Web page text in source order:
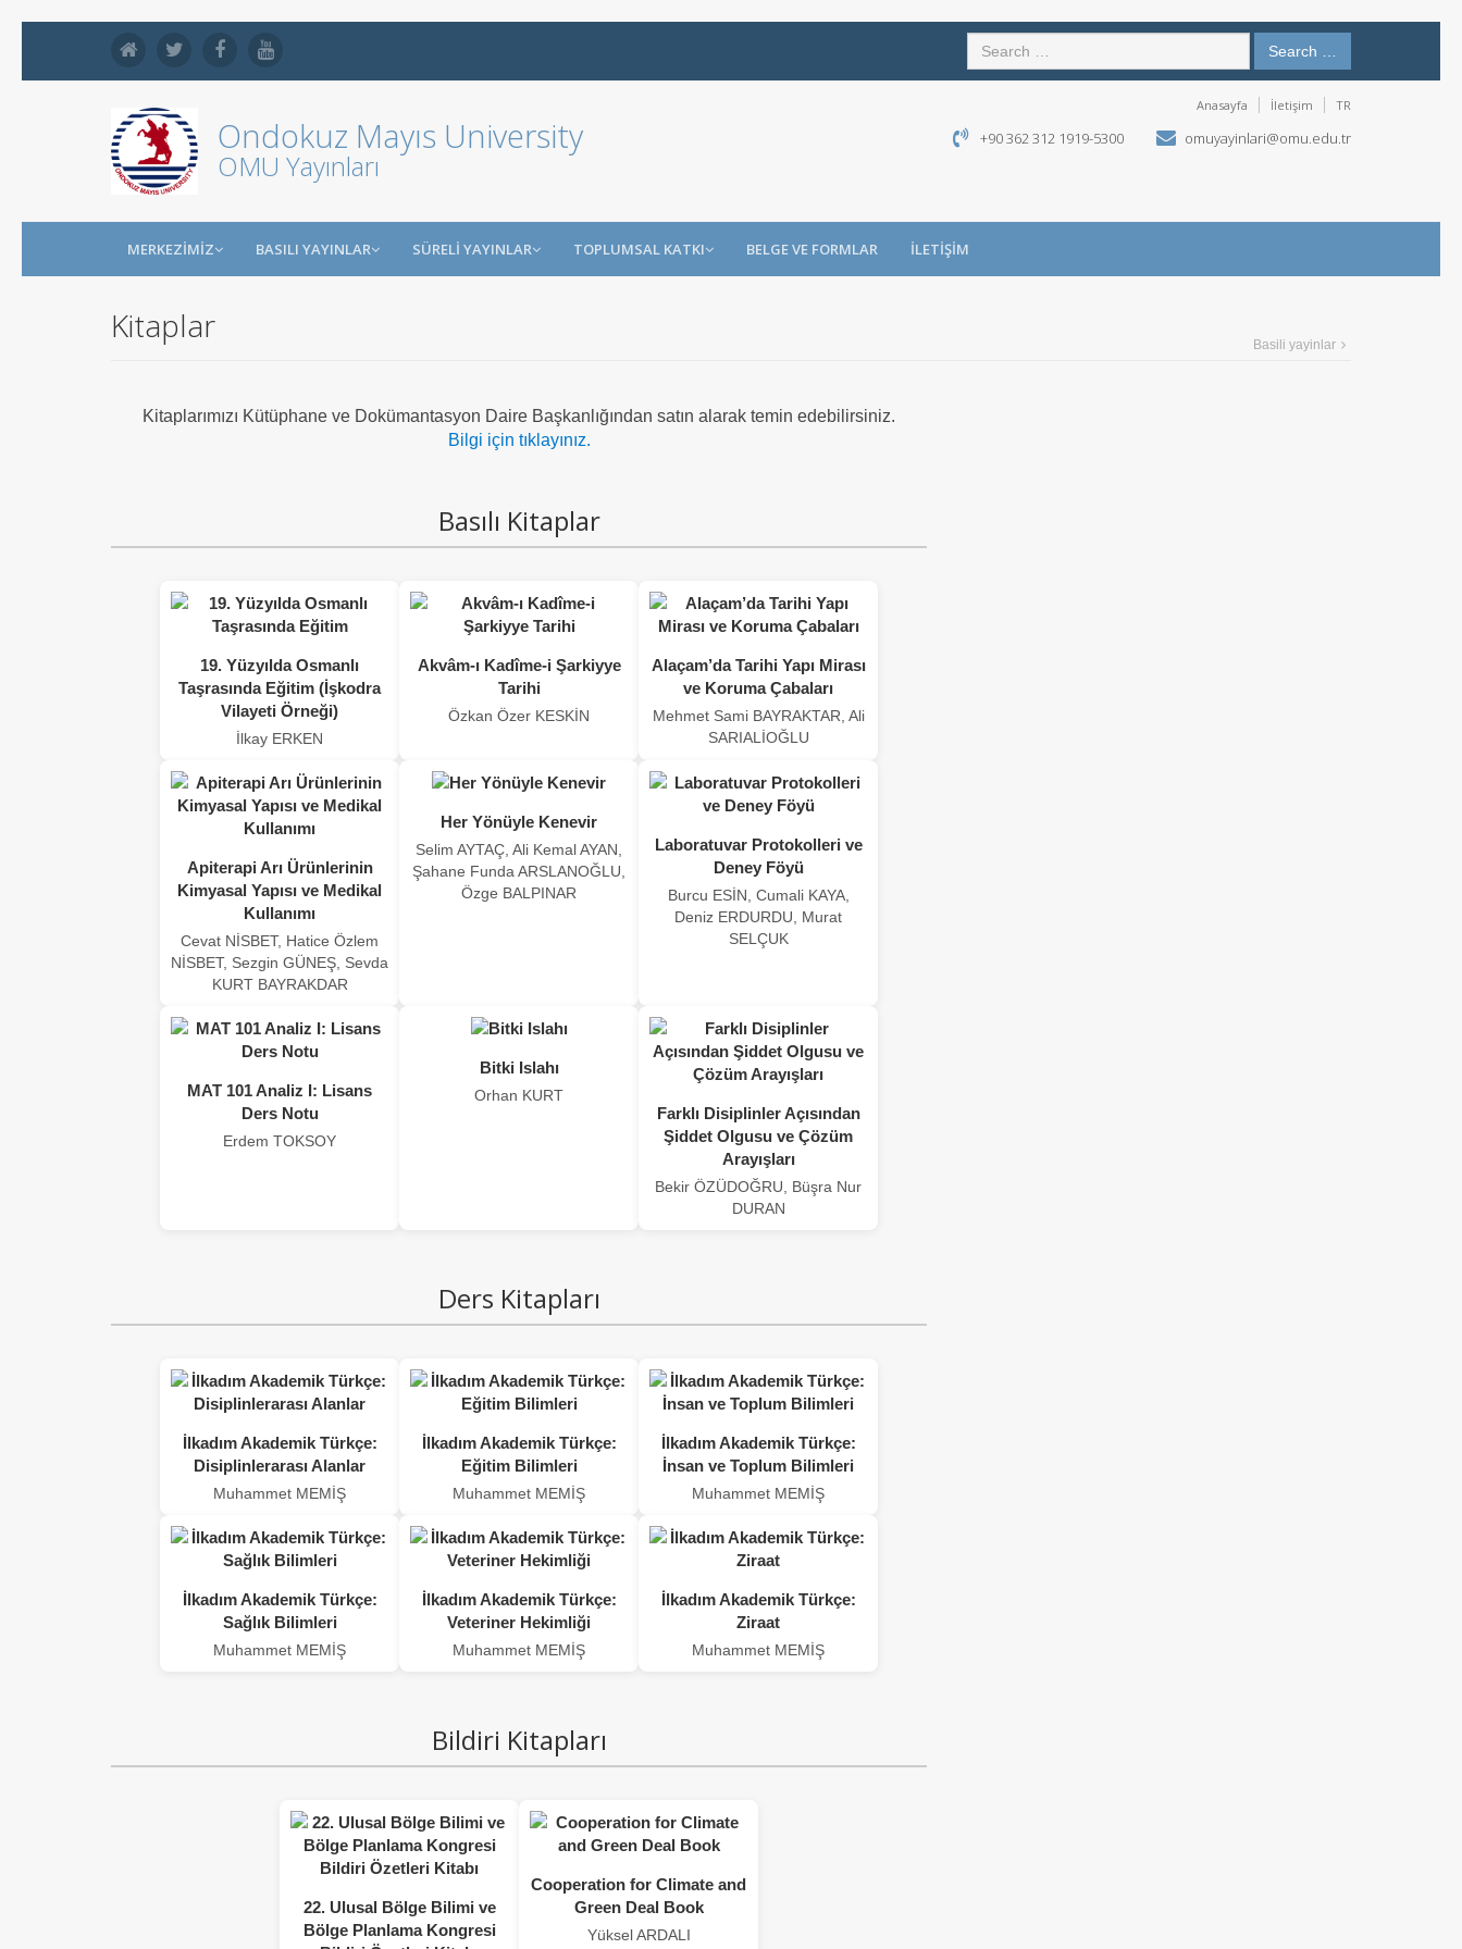
Search …
Ondokuz Mayıs University
OMU Yayınları
Anasayfa İletişim TR
+90 362 312 1919-5300 omuyayinlari@omu.edu.tr
MERKEZİMİZ BASILI YAYINLAR SÜRELİ YAYINLAR TOPLUMSAL KATKI BELGE VE FORMLAR İLETİŞİM
Kitaplar Basili yayinlar
Kitaplarımızı Kütüphane ve Dokümantasyon Daire Başkanlığından satın alarak temin edebilirsiniz.
Bilgi için tıklayınız.
Basılı Kitaplar
19. Yüzyılda Osmanlı
Taşrasında Eğitim (İşkodra
Vilayeti Örneği)
İlkay ERKEN
Akvâm-ı Kadîme-i Şarkiyye
Tarihi
Özkan Özer KESKİN
Alaçam’da Tarihi Yapı Mirası
ve Koruma Çabaları
Mehmet Sami BAYRAKTAR, Ali
SARIALİOĞLU
Apiterapi Arı Ürünlerinin
Kimyasal Yapısı ve Medikal
Kullanımı
Cevat NİSBET, Hatice Özlem
NİSBET, Sezgin GÜNEŞ, Sevda
KURT BAYRAKDAR
Her Yönüyle Kenevir
Selim AYTAÇ, Ali Kemal AYAN,
Şahane Funda ARSLANOĞLU,
Özge BALPINAR
Laboratuvar Protokolleri ve
Deney Föyü
Burcu ESİN, Cumali KAYA,
Deniz ERDURDU, Murat
SELÇUK
MAT 101 Analiz I: Lisans
Ders Notu
Erdem TOKSOY
Bitki Islahı
Orhan KURT
Farklı Disiplinler Açısından
Şiddet Olgusu ve Çözüm
Arayışları
Bekir ÖZÜDOĞRU, Büşra Nur
DURAN
Ders Kitapları
İlkadım Akademik Türkçe:
Disiplinlerarası Alanlar
Muhammet MEMİŞ
İlkadım Akademik Türkçe:
Eğitim Bilimleri
Muhammet MEMİŞ
İlkadım Akademik Türkçe:
İnsan ve Toplum Bilimleri
Muhammet MEMİŞ
İlkadım Akademik Türkçe:
Sağlık Bilimleri
Muhammet MEMİŞ
İlkadım Akademik Türkçe:
Veteriner Hekimliği
Muhammet MEMİŞ
İlkadım Akademik Türkçe:
Ziraat
Muhammet MEMİŞ
Bildiri Kitapları
22. Ulusal Bölge Bilimi ve
Bölge Planlama Kongresi
Cooperation for Climate and
Green Deal Book
Yüksel ARDALI